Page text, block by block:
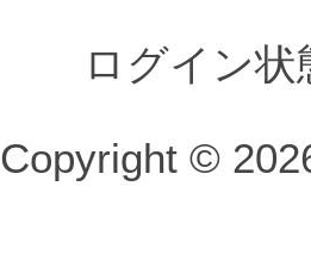
ログイン
Copyright ©